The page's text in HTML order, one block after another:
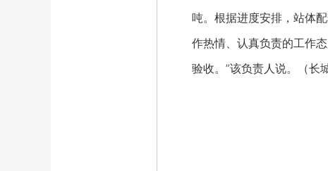
吨。根据进度安排，站体
作热情、认真负责的工作
验收。”该负责人说。（长